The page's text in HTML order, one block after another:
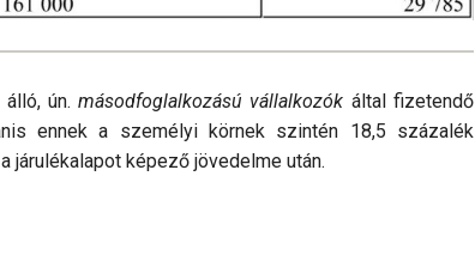
álló, ún.má­sodfoglalkozású vállalkozók által fizetendő
ennek a személyi kör­nek szintén 18,5 százalék
képező jövedelme után.